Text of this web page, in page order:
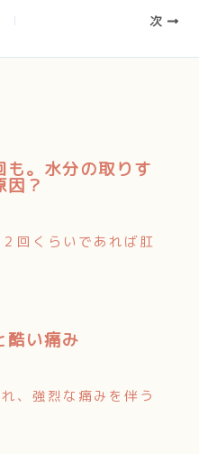
次
も。水分の取りす
因？
回くらいであれば肛
酷い痛み
、強烈な痛みを伴う